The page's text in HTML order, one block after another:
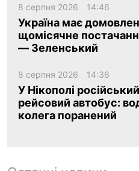
8 серпня 2026 14:46
Україна має
щомісячне
— Зеленський
8 серпня 2026 14:36
У Нікополі
рейсовий автобус:
колега поранений